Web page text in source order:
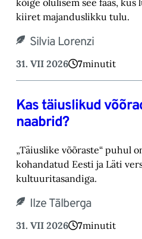
kõige olulisem see faas, kus
kiiret majanduslikku tulu.
Silvia Lorenzi
31. VII 2026 7minutit
Kas täiuslikud
naabrid?
„Täiuslike võõraste“ puhul
kohandatud Eesti ja Läti
kultuuritasandiga.
Ilze Tālberga
31. VII 2026 7minutit